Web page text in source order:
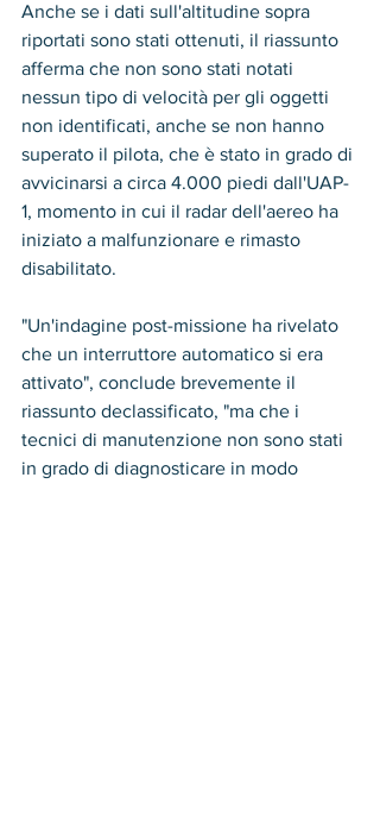
Anche se i dati sull'altitudine sopra
riportati sono stati ottenuti, il riassunto
afferma che non sono stati notati
nessun tipo di velocità per gli oggetti
non identificati, anche se non hanno
superato il pilota, che è stato in grado di
avvicinarsi a circa 4.000 piedi dall'UAP-
1, momento in cui il radar dell'aereo ha
iniziato a malfunzionare e rimasto
disabilitato.
"Un'indagine post-missione ha rivelato
che un interruttore automatico si era
attivato", conclude brevemente il
riassunto declassificato, "ma che i
tecnici di manutenzione non sono stati
in grado di diagnosticare in modo